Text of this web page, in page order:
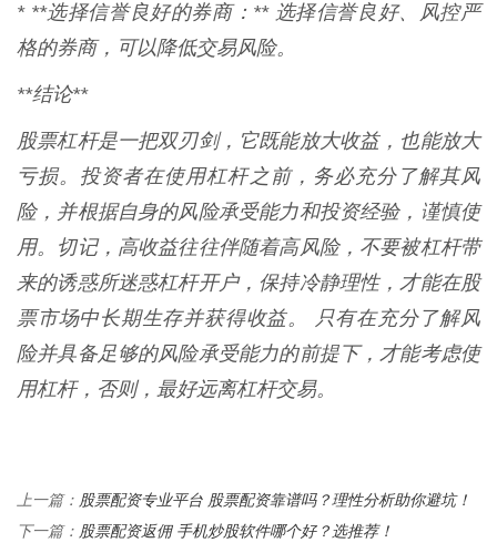
* **选择信誉良好的券商：** 选择信誉良好、风控严
格的券商，可以降低交易风险。
**结论**
股票杠杆是一把双刃剑，它既能放大收益，也能放大
亏损。投资者在使用杠杆之前，务必充分了解其风
险，并根据自身的风险承受能力和投资经验，谨慎使
用。切记，高收益往往伴随着高风险，不要被杠杆带
来的诱惑所迷惑杠杆开户，保持冷静理性，才能在股
票市场中长期生存并获得收益。 只有在充分了解风
险并具备足够的风险承受能力的前提下，才能考虑使
用杠杆，否则，最好远离杠杆交易。
上一篇： 股票配资专业平台 股票配资靠谱吗？理性分析助你避坑！
下一篇： 股票配资返佣 手机炒股软件哪个好？选推荐！